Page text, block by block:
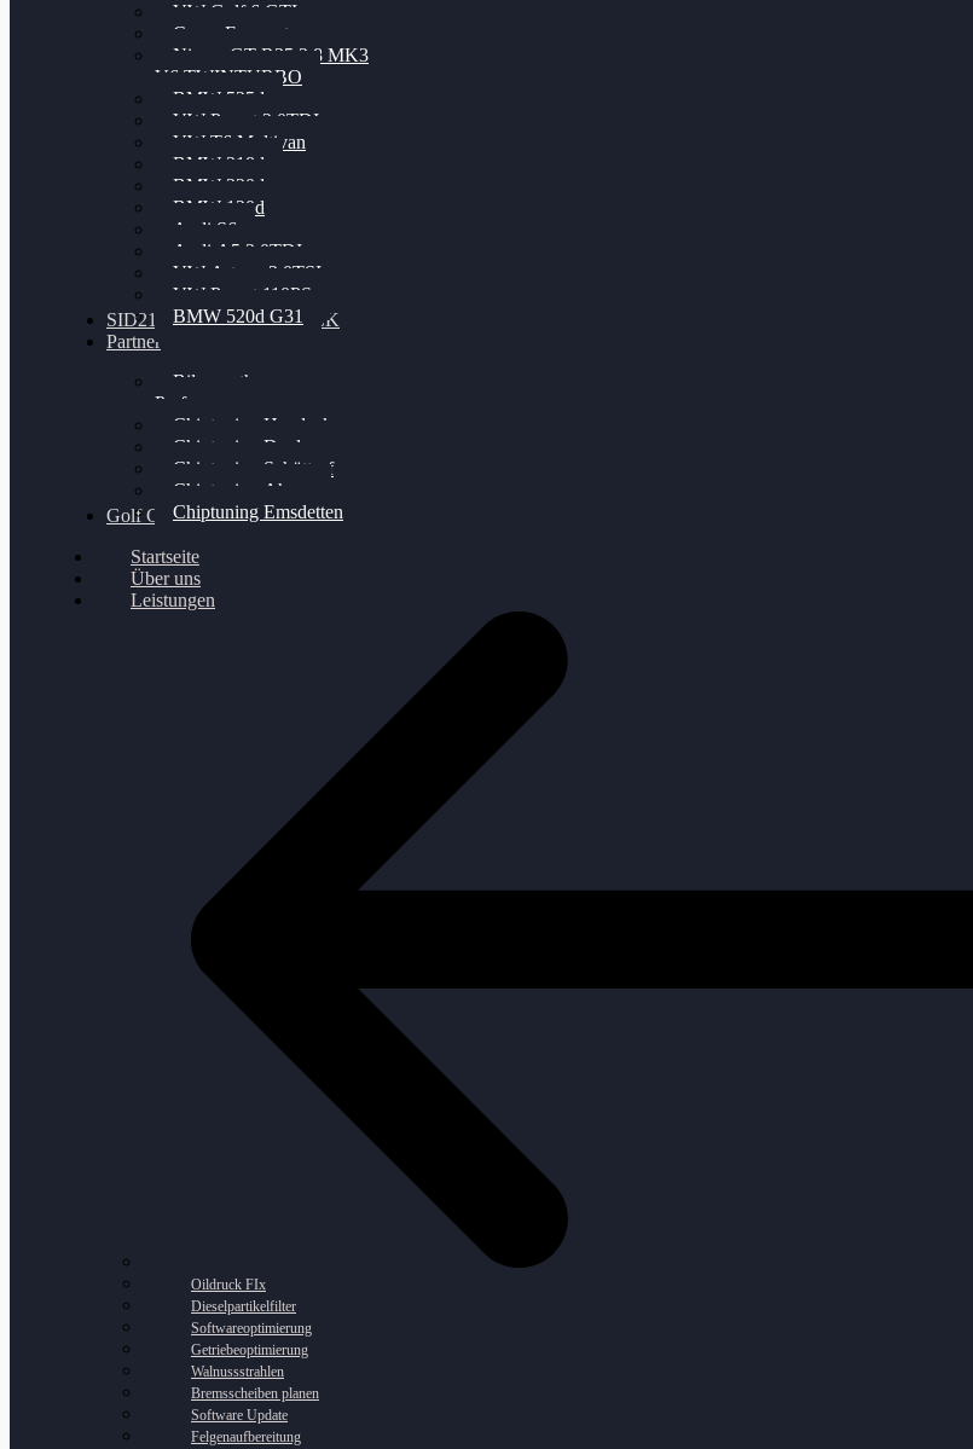
VW Golf 6 GTI
Cupra Formentor
Nissan GT-R35 3.8 MK3
V6 TWINTURBO
BMW 525d
VW Passat 2.0TDI
VW T6 Multivan
BMW 318d
BMW 320d
BMW 120d
Audi S6
Audi A5 3.0TDI
VW Arteon 2.0TSI
VW Passat 110PS
BMW 520d G31
SID212 / 212EVO UNLOCK
Partner
Bilgenroth
Performance
Chiptuning Herzlacke
Chiptuning Duelmen
Chiptuning Schüttorf
Chiptuning Ahaus
Chiptuning Emsdetten
Golf Gewinnspiel
Startseite
Über uns
Leistungen
Oildruck FIx
Dieselpartikelfilter
Softwareoptimierung
Getriebeoptimierung
Walnussstrahlen
Bremsscheiben planen
Software Update
Felgenaufbereitung